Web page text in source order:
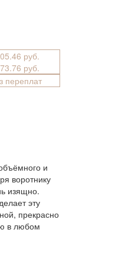
руб.
руб.
переплат
и
воротнику
изящно.
эту
прекрасно
в любом